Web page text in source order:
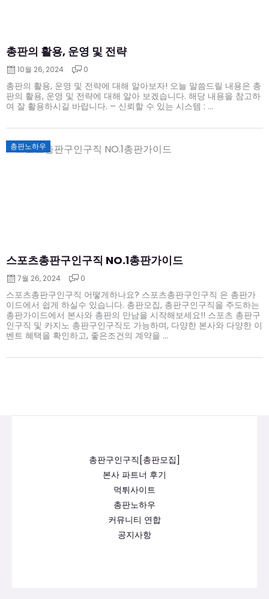
총판의 활용, 운영 및 전략
10월 26, 2024 0
총판의 활용, 운영 및 전략에 대해 알아보자! 오늘 말씀드릴 내용은 총
판의 활용, 운영 및 전략에 대해 알아 보겠습니다. 해당 내용을 참고하
여 잘 활용하시길 바랍니다. – 신뢰할 수 있는 시스템 : ...
총판노하우
스포츠총판구인구직 NO.1총판가이드
Posted
on
7월 26, 2024 0
스포츠총판구인구직 어떻게하나요? 스포츠총판구인구직 은 총판가
이드에서 쉽게 하실수 있습니다. 총판모집, 총판구인구직을 주도하는
총판가이드에서 본사와 총판의 만남을 시작해보세요!! 스포츠 총판구
인구직 및 카지노 총판구인구직도 가능하며, 다양한 본사와 다양한 이
벤트 혜택을 확인하고, 좋은조건의 계약을 ...
총판구인구직[총판모집]
본사 파트너 후기
먹튀사이트
총판노하우
커뮤니티 연합
공지사항